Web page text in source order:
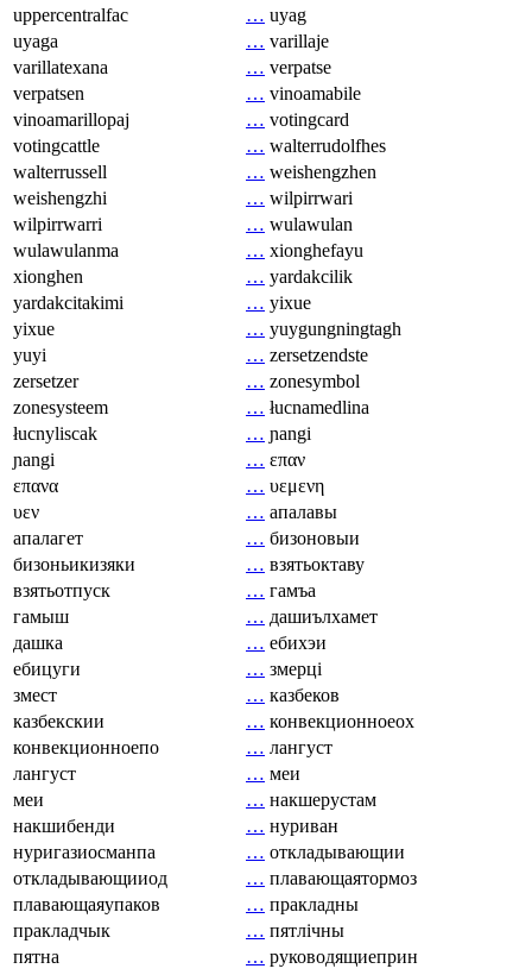
uppercentralfac
… uyag
uyaga
… varillaje
varillatexana
… verpatse
verpatsen
… vinoamabile
vinoamarillopaj
… votingcard
votingcattle
… walterrudolfhes
walterrussell
… weishengzhen
weishengzhi
… wilpirrwari
wilpirrwarri
… wulawulan
wulawulanma
… xionghefayu
xionghen
… yardakcilik
yardakcitakimi
… yixue
yixue
… yuygungningtagh
yuyi
… zersetzendste
zersetzer
… zonesymbol
zonesysteem
… łucnamedlina
łucnyliscak
… ɲangi
ɲangi
… επαν
επανα
… υεμενη
υεν
… апалавы
апалагет
… бизоновыи
бизоньикизяки
… взятьоктаву
взятьотпуск
… гамъа
гамыш
… дашиълхамет
дашка
… ебихэи
ебицуги
… змерці
змест
… казбеков
казбекскии
… конвекционноеох
конвекционноепо
… лангуст
лангуст
… меи
меи
… накшерустам
накшибенди
… нуриван
нуригазиосманпа
… откладывающии
откладывающииод
… плавающаятормоз
плавающаяупаков
… пракладны
пракладчык
… пятлічны
пятна
… руководящиеприн